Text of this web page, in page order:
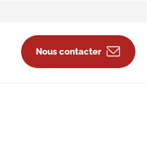
Nous contacter